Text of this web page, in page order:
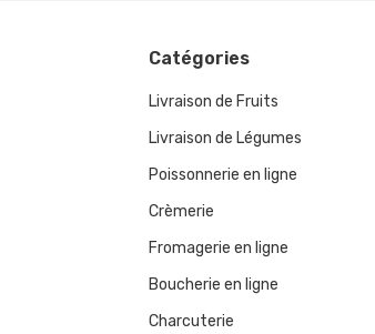
Catégories
Livraison de Fruits
Livraison de Légumes
Poissonnerie en ligne
Crèmerie
Fromagerie en ligne
Boucherie en ligne
Charcuterie